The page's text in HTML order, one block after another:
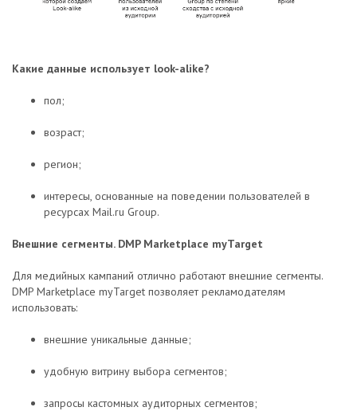
Какие данные использует look-alike?
пол;
возраст;
регион;
интересы, основанные на поведении пользователей в
ресурсах Mail.ru Group.
Внешние сегменты. DMP Marketplace myTarget
Для медийных кампаний отлично работают внешние сегменты.
DMP Marketplace myTarget позволяет рекламодателям
использовать:
внешние уникальные данные;
удобную витрину выбора сегментов;
запросы кастомных аудиторных сегментов;